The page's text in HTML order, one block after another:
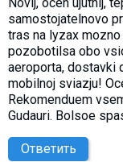
samostojatelnovo
tras na lyzax
pozobotilsa obo
aeroporta, dostavki
mobilnoj sviazju!
Rekomenduem
Gudauri. Bolsoe
Ответить